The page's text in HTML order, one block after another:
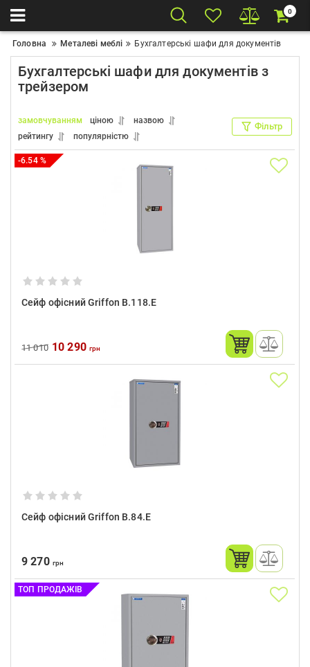
0
Головна Металеві меблі Бухгалтерські шафи для документів
Бухгалтерські шафи для документів з
трейзером
замовчуванням ціною
назвою
рейтингу
популярністю
Фільтр
-6.54 %
Сейф офісний Griffon B.118.E
11 010 10 290 грн
Сейф офісний Griffon B.84.E
9 270 грн
ТОП ПРОДАЖІВ